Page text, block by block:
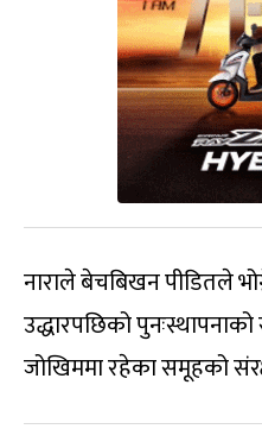
नाराले बेचबिखन पीडितले
उद्धारपछिको
जोखिममा रहेका समूहको